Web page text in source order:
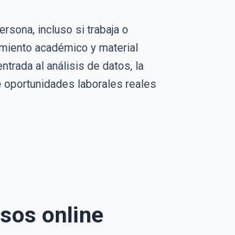
incluso si trabaja o
académico y material
al análisis de datos, la
oportunidades laborales reales
online